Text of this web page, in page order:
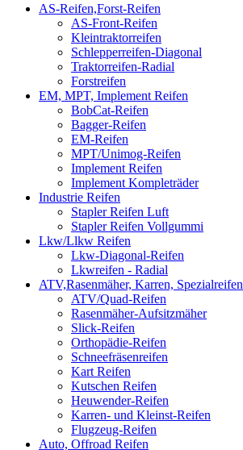
AS-Reifen,Forst-Reifen
AS-Front-Reifen
Kleintraktorreifen
Schlepperreifen-Diagonal
Traktorreifen-Radial
Forstreifen
EM, MPT, Implement Reifen
BobCat-Reifen
Bagger-Reifen
EM-Reifen
MPT/Unimog-Reifen
Implement Reifen
Implement Kompleträder
Industrie Reifen
Stapler Reifen Luft
Stapler Reifen Vollgummi
Lkw/Llkw Reifen
Lkw-Diagonal-Reifen
Lkwreifen - Radial
ATV,Rasenmäher, Karren, Spezialreifen
ATV/Quad-Reifen
Rasenmäher-Aufsitzmäher
Slick-Reifen
Orthopädie-Reifen
Schneefräsenreifen
Kart Reifen
Kutschen Reifen
Heuwender-Reifen
Karren- und Kleinst-Reifen
Flugzeug-Reifen
Auto, Offroad Reifen